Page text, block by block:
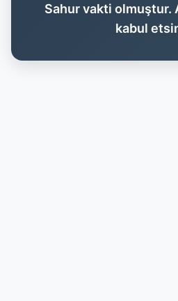
Sahur vakti olmuştur.
kabul